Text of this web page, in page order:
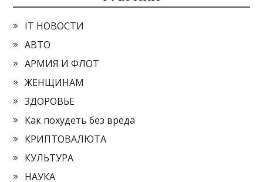
IT НОВОСТИ
АВТО
АРМИЯ И ФЛОТ
ЖЕНЩИНАМ
ЗДОРОВЬЕ
Как похудеть без вреда
КРИПТОВАЛЮТА
КУЛЬТУРА
НАУКА